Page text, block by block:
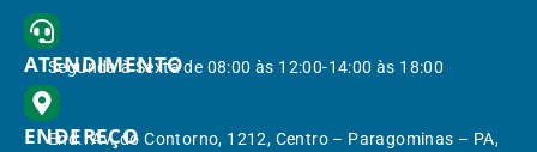
ATENDIMENTO
Segunda à Sexta de 08:00 às 12:00-14:00 às 18:00
ENDEREÇO
End.: Av. do Contorno, 1212, Centro – Paragominas – PA,